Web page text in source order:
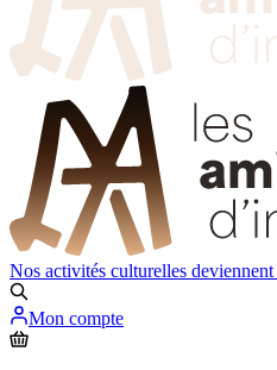
Nos activités culturelles deviennent
Mon compte